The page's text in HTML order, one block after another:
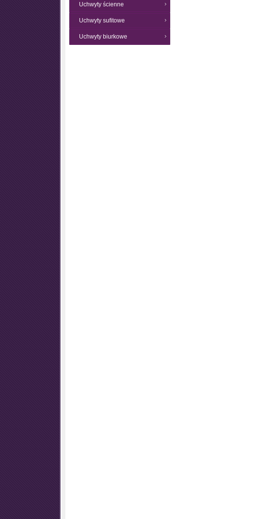
Uchwyty ścienne
Uchwyty sufitowe
Uchwyty biurkowe